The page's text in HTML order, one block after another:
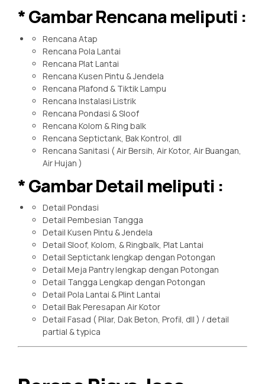
* Gambar Rencana meliputi :
Rencana Atap
Rencana Pola Lantai
Rencana Plat Lantai
Rencana Kusen Pintu & Jendela
Rencana Plafond & Tiktik Lampu
Rencana Instalasi Listrik
Rencana Pondasi & Sloof
Rencana Kolom & Ring balk
Rencana Septictank, Bak Kontrol, dll
Rencana Sanitasi ( Air Bersih, Air Kotor, Air Buangan,
Air Hujan )
* Gambar Detail meliputi :
Detail Pondasi
Detail Pembesian Tangga
Detail Kusen Pintu & Jendela
Detail Sloof, Kolom, & Ringbalk, Plat Lantai
Detail Septictank lengkap dengan Potongan
Detail Meja Pantry lengkap dengan Potongan
Detail Tangga Lengkap dengan Potongan
Detail Pola Lantai & Plint Lantai
Detail Bak Peresapan Air Kotor
Detail Fasad ( Pilar, Dak Beton, Profil, dll ) / detail
partial & typica